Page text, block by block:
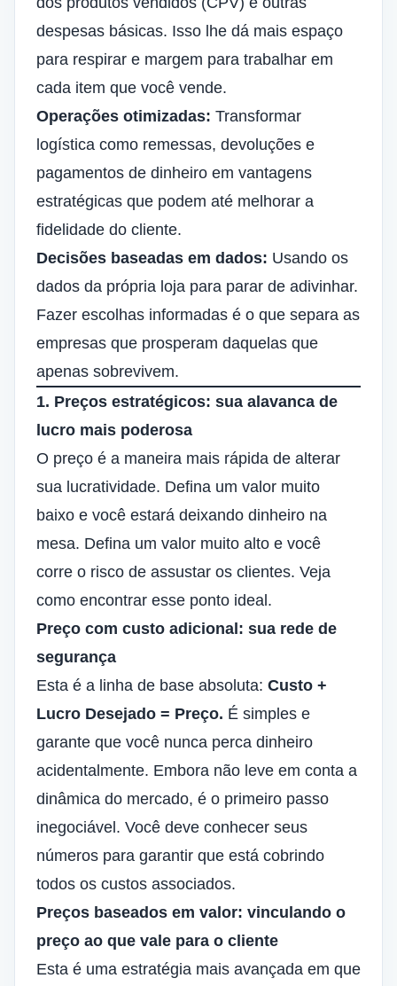
despesas básicas. Isso lhe dá mais espaço
para respirar e margem para trabalhar em
cada item que você vende.
Operações otimizadas: Transformar
logística como remessas, devoluções e
pagamentos de dinheiro em vantagens
estratégicas que podem até melhorar a
fidelidade do cliente.
Decisões baseadas em dados: Usando os
dados da própria loja para parar de adivinhar.
Fazer escolhas informadas é o que separa as
empresas que prosperam daquelas que
apenas sobrevivem.
1. Preços estratégicos: sua alavanca de
lucro mais poderosa
O preço é a maneira mais rápida de alterar
sua lucratividade. Defina um valor muito
baixo e você estará deixando dinheiro na
mesa. Defina um valor muito alto e você
corre o risco de assustar os clientes. Veja
como encontrar esse ponto ideal.
Preço com custo adicional: sua rede de
segurança
Esta é a linha de base absoluta: Custo +
Lucro Desejado = Preço. É simples e
garante que você nunca perca dinheiro
acidentalmente. Embora não leve em conta a
dinâmica do mercado, é o primeiro passo
inegociável. Você deve conhecer seus
números para garantir que está cobrindo
todos os custos associados.
Preços baseados em valor: vinculando o
preço ao que vale para o cliente
Esta é uma estratégia mais avançada em que